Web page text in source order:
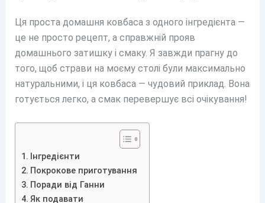
Ця проста домашня ковбаса з одного інгредієнта —
це не просто рецепт, а справжній прояв
домашнього затишку і смаку. Я завжди прагну до
того, щоб страви на моєму столі були максимально
натуральними, і ця ковбаса — чудовий приклад. Вона
готується легко, а смак перевершує всі очікування!
Інгредієнти
Покрокове приготування
Поради від Ганни
Як подавати